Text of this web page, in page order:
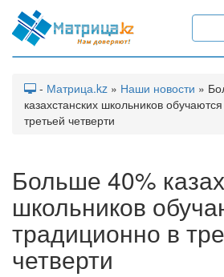
- Матрица.kz » Наши новости »
казахстанских школьников
третьей четверти
Больше 40%
школьников
традиционно в
четверти